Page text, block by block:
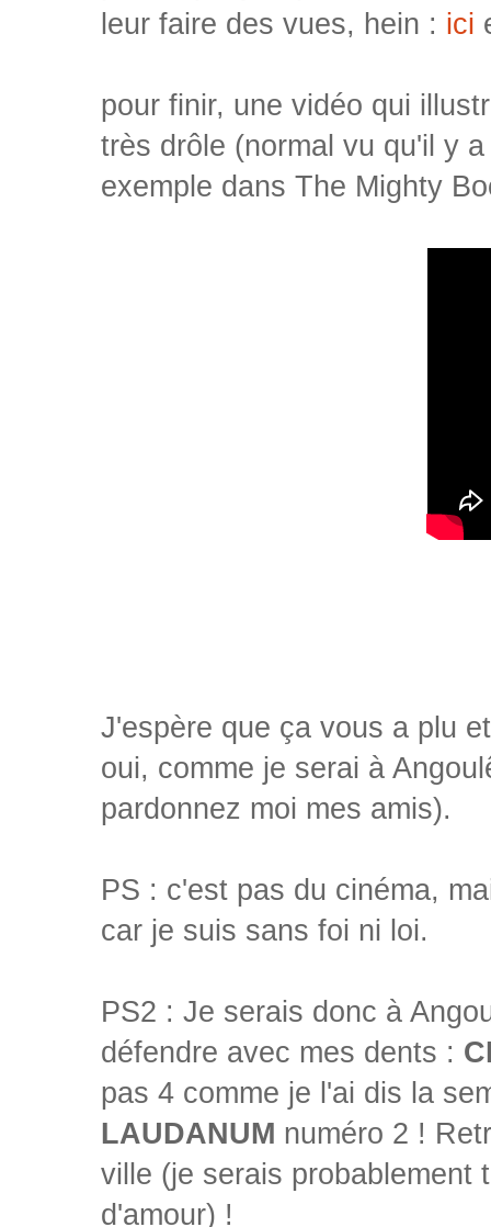
leur faire des vues, hein : ici
pour finir, une vidéo qui
très drôle (normal vu qu'il y
exemple dans The Mighty
J'espère que ça vous a plu
oui, comme je serai à
pardonnez moi mes amis).
PS : c'est pas du cinéma,
car je suis sans foi ni loi.
PS2 : Je serais donc à
défendre avec mes dents :
pas 4 comme je l'ai dis la
LAUDANUM numéro 2 !
ville (je serais probablement
d'amour) !